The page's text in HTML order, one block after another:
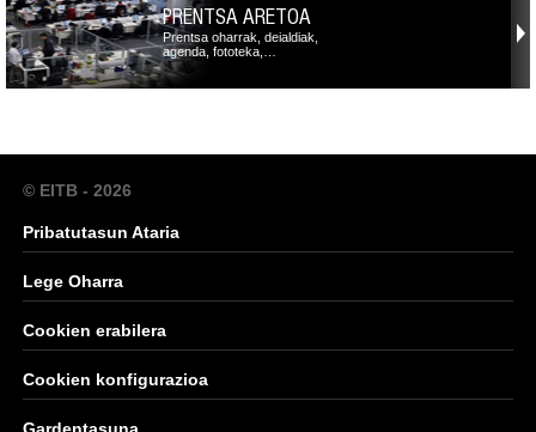
PRENTSA ARETOA
Prentsa oharrak, deialdiak,
agenda, fototeka,…
© EITB - 2026
Pribatutasun Ataria
Lege Oharra
Cookien erabilera
Cookien konfigurazioa
Gardentasuna